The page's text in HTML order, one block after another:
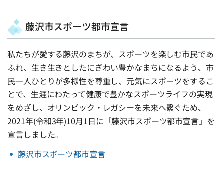
藤沢市スポーツ都市宣言
私たちが愛する藤沢のまちが、スポーツを楽しむ市民であ
ふれ、生き生きとしたにぎわい豊かなまちになるよう、市
民一人ひとりが多様性を尊重し、元気にスポーツをするこ
とで、生涯にわたって健康で豊かなスポーツライフの実現
をめざし、オリンピック・レガシーを未来へ繋ぐため、
2021年(令和3年)10月1日に「藤沢市スポーツ都市宣言」を
宣言しました。
藤沢市スポーツ都市宣言